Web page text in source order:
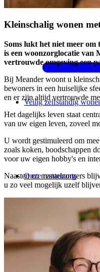
Veilig zelfstandig
Onze restaurants
Kleinschalig wonen
Soms lukt het niet meer om
is een woonzorglocatie van
vertrouwde omgeving een
Bij Meander woont u
bewoners in een huiselijke
en er zijn altijd vertrouwde
Het dagelijks leven staat
van uw eigen leven, zoveel
U wordt gestimuleerd om
zoals koken, boodschappen
voor uw eigen hobby's en
Naasten en mantelzorgers
u zo veel mogelijk uzelf